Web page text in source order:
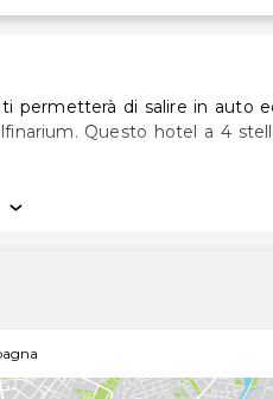
permetterà di salire in auto
4,8 km da La
della struttura, complete di
di parrucchiere e negozi
supplemento).